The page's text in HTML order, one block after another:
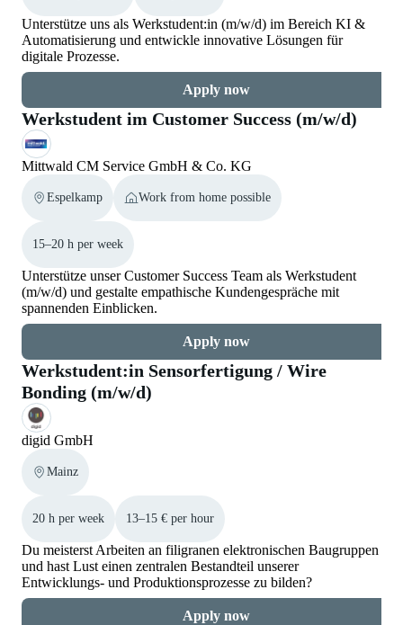
Unterstütze uns als Werkstudent:in (m/w/d) im Bereich KI &
Automatisierung und entwickle innovative Lösungen für
digitale Prozesse.
Apply now
Werkstudent im Customer Success (m/w/d)
Mittwald CM Service GmbH & Co. KG
Espelkamp Work from home possible
15–20 h per week
Unterstütze unser Customer Success Team als Werkstudent
(m/w/d) und gestalte empathische Kundengespräche mit
spannenden Einblicken.
Apply now
Werkstudent:in Sensorfertigung / Wire
Bonding (m/w/d)
digid GmbH
Mainz
20 h per week 13–15 € per hour
Du meisterst Arbeiten an filigranen elektronischen Baugruppen
und hast Lust einen zentralen Bestandteil unserer
Entwicklungs- und Produktionsprozesse zu bilden?
Apply now